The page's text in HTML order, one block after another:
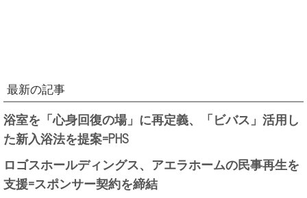
最新の記事
浴室を「心身回復の場」に再定義、「ビバス」活用し
た新入浴法を提案=PHS
ロゴスホールディングス、アエラホームの民事再生を
支援=スポンサー契約を締結